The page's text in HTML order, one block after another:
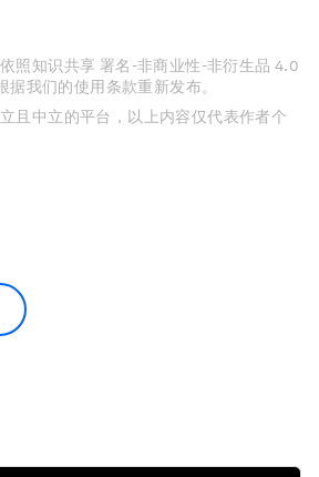
照知识共享 署名-非商业性-非衍生品 4.0
据我们的使用条款重新发布。
且中立的平台，以上内容仅代表作者个